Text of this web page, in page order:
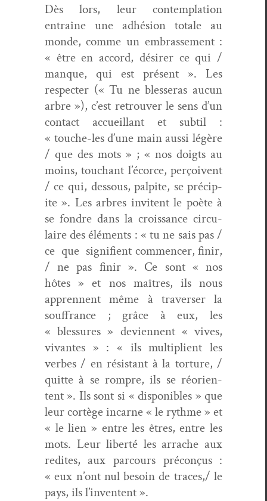
Dès lors, leur con­tem­pla­tion
entraîne une adhé­sion totale au
monde, comme un embrasse­ment :
« être en accord, désir­er ce qui /
manque, qui est présent ». Les
respecter (« Tu ne blesseras aucun
arbre »), c’est retrou­ver le sens d’un
con­tact accueil­lant et sub­til :
« touche-les d’une main aus­si légère
/ que des mots » ; « nos doigts au
moins, touchant l’écorce, perçoivent
/ ce qui, dessous, pal­pite, se pré­cip­
ite ». Les arbres invi­tent le poète à
se fon­dre dans la crois­sance cir­cu­
laire des élé­ments : « tu ne sais pas /
ce que sig­ni­fient com­mencer, finir,
/ ne pas finir ». Ce sont « nos
hôtes » et nos maîtres, ils nous
appren­nent même à tra­vers­er la
souf­france ; grâce à eux, les
« blessures » devi­en­nent « vives,
vivantes » : « ils mul­ti­plient les
verbes / en résis­tant à la tor­ture, /
quitte à se rompre, ils se réori­en­
tent ». Ils sont si « disponibles » que
leur cortège incar­ne « le rythme » et
« le lien » entre les êtres, entre les
mots. Leur lib­erté les arrache aux
red­ites, aux par­cours pré­conçus :
« eux n’ont nul besoin de traces,/ le
pays, ils l’inventent ».